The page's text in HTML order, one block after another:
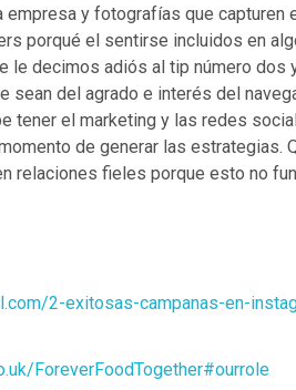
empresa y fotografías que
porqué el sentirse incluidos en
le decimos adiós al tip número dos
sean del agrado e interés del
tener el marketing y las redes
de generar las estrategias.
relaciones fieles porque esto no
2-exitosas-campanas-en-
ForeverFoodTogether#ourrole